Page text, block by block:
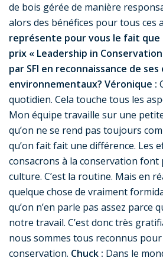
de bois gérée de manière
alors des bénéfices pour tous ces
représente pour vous le fait que
prix « Leadership in
par SFI en reconnaissance de
environnementaux? Véronique :
quotidien. Cela touche tous les
Mon équipe travaille sur une
qu’on ne se rend pas toujours
qu’on fait fait une différence. Les
consacrons à la conservation
culture. C’est la routine. Mais en
quelque chose de vraiment
qu’on n’en parle pas assez parce
notre travail. C’est donc très
nous sommes tous reconnus
conservation. Chuck : Dans le